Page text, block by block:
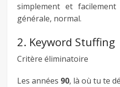
simplement et
générale, normal.
2. Keyword Stuffing
Critère éliminatoire
Les années 90, là où tu te